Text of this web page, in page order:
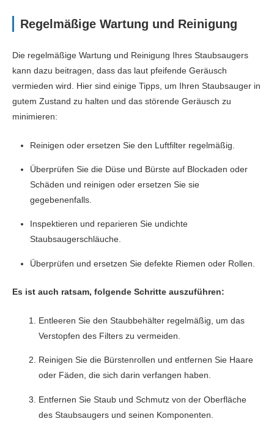
Regelmäßige Wartung und Reinigung
Die regelmäßige Wartung und Reinigung Ihres Staubsaugers
kann dazu beitragen, dass das laut pfeifende Geräusch
vermieden wird. Hier sind einige Tipps, um Ihren Staubsauger in
gutem Zustand zu halten und das störende Geräusch zu
minimieren:
Reinigen oder ersetzen Sie den Luftfilter regelmäßig.
Überprüfen Sie die Düse und Bürste auf Blockaden oder
Schäden und reinigen oder ersetzen Sie sie
gegebenenfalls.
Inspektieren und reparieren Sie undichte
Staubsaugerschläuche.
Überprüfen und ersetzen Sie defekte Riemen oder Rollen.
Es ist auch ratsam, folgende Schritte auszuführen:
Entleeren Sie den Staubbehälter regelmäßig, um das
Verstopfen des Filters zu vermeiden.
Reinigen Sie die Bürstenrollen und entfernen Sie Haare
oder Fäden, die sich darin verfangen haben.
Entfernen Sie Staub und Schmutz von der Oberfläche
des Staubsaugers und seinen Komponenten.